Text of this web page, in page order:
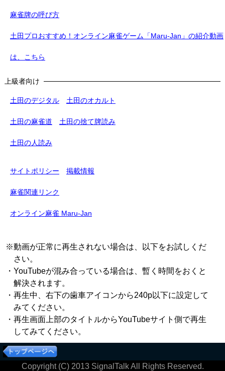
麻雀牌の呼び方
土田プロおすすめ！オンライン麻雀ゲーム「Maru-Jan」の紹介動画
は、こちら
上級者向け
土田のデジタル 土田のオカルト
土田の麻雀道 土田の捨て牌読み
土田の人読み
サイトポリシー 掲載情報
麻雀関連リンク
オンライン麻雀 Maru-Jan
※動画が正常に再生されない場合は、以下をお試しくだ
さい。
・YouTubeが混み合っている場合は、暫く時間をおくと
解決されます。
・再生中、右下の歯車アイコンから240p以下に設定して
みてください。
・再生画面上部のタイトルからYouTubeサイト側で再生
してみてください。
Copyright (C) 2013 SignalTalk All Rights Reserved.